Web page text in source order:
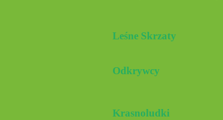
Leśne Skrzaty
Odkrywcy
Krasnoludki